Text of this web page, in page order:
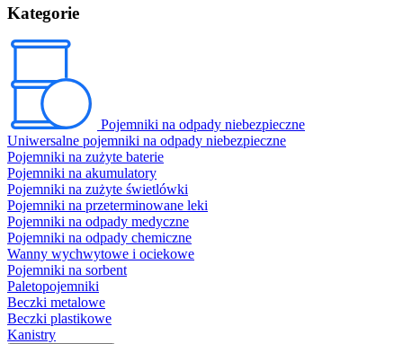
Kategorie
Pojemniki na odpady niebezpieczne
Uniwersalne pojemniki na odpady niebezpieczne
Pojemniki na zużyte baterie
Pojemniki na akumulatory
Pojemniki na zużyte świetlówki
Pojemniki na przeterminowane leki
Pojemniki na odpady medyczne
Pojemniki na odpady chemiczne
Wanny wychwytowe i ociekowe
Pojemniki na sorbent
Paletopojemniki
Beczki metalowe
Beczki plastikowe
Kanistry